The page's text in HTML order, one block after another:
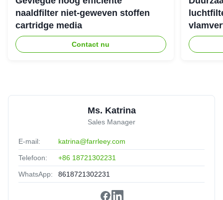
David Taylor
New ZealandJun 18.2025
★★★★★
★★★★★
Exactly what we needed, delivered faster than expected.
naaldfilter niet-geweven stoffen
cartridge media
Contact nu
Ms. Katrina
Sales Manager
E-mail: katrina@farrleey.com
Telefoon: +86 18721302231
WhatsApp: 8618721302231